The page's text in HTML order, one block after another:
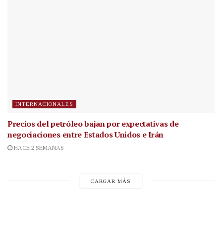
INTERNACIONALES
Precios del petróleo bajan por expectativas de
negociaciones entre Estados Unidos e Irán
HACE 2 SEMANAS
CARGAR MÁS